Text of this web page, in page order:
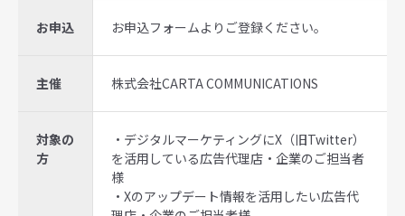
お申込 お申込フォームよりご登録ください。
主催 株式会社CARTA COMMUNICATIONS
対象の
方
・デジタルマーケティングにX（旧Twitter）
を活用している広告代理店・企業のご担当者
様
・Xのアップデート情報を活用したい広告代